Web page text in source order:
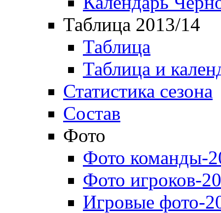
Таблица 2013/14
Таблица
Таблица и
Статистика сезона
Состав
Фото
Фото команды-
Фото игроков-
Игровые фото-